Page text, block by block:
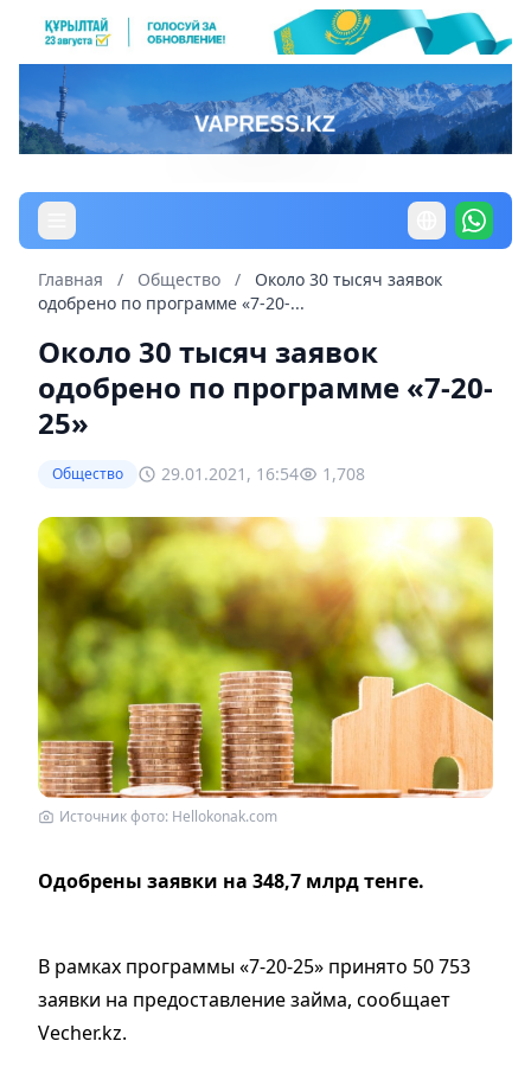
Главная / Общество /
Около 30 тысяч заявок
одобрено по программе «7-20-...
Около 30 тысяч заявок
одобрено по программе «7-20-
25»
Общество 29.01.2021, 16:54 1,708
Источник фото: Hellokonak.com
Одобрены заявки на 348,7 млрд тенге.
В рамках программы «7-20-25» принято 50 753
заявки на предоставление займа, сообщает
Vecher.kz.